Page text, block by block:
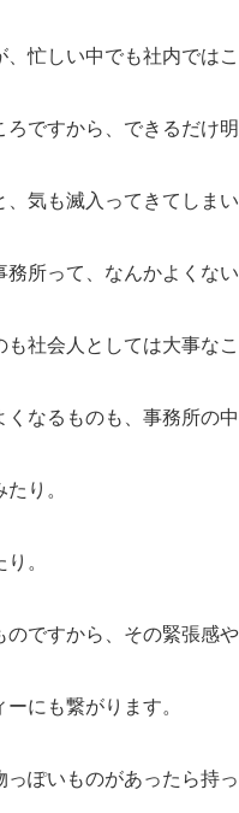
忙しい中でも社内では
ですから、できるだけ
、気も滅入ってきてしま
所って、なんかよくな
社会人としては大事な
なるものも、事務所の
り。
。
ですから、その緊張感
にも繋がります。
ぽいものがあったら持